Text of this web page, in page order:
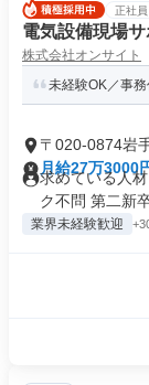
正社員
電気設備現場サ
株式会社オンサイト
未経験OK／事
〒020-0874岩
月給27万3000
求めている人
ク不問 第二新
業界未経験歓迎